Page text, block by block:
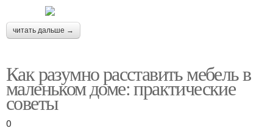
читать дальше →
Как разумно расставить мебель в
маленьком доме: практические
советы
0